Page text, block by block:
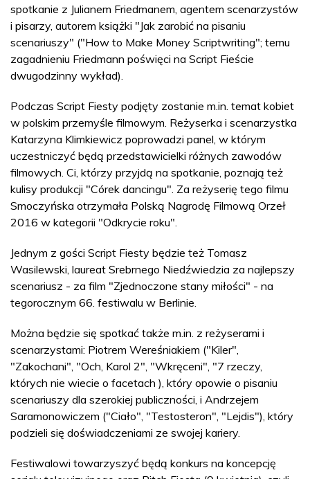
spotkanie z Julianem Friedmanem, agentem scenarzystów
i pisarzy, autorem książki "Jak zarobić na pisaniu
scenariuszy" ("How to Make Money Scriptwriting"; temu
zagadnieniu Friedmann poświęci na Script Fieście
dwugodzinny wykład).
Podczas Script Fiesty podjęty zostanie m.in. temat kobiet
w polskim przemyśle filmowym. Reżyserka i scenarzystka
Katarzyna Klimkiewicz poprowadzi panel, w którym
uczestniczyć będą przedstawicielki różnych zawodów
filmowych. Ci, którzy przyjdą na spotkanie, poznają też
kulisy produkcji "Córek dancingu". Za reżyserię tego filmu
Smoczyńska otrzymała Polską Nagrodę Filmową Orzeł
2016 w kategorii "Odkrycie roku".
Jednym z gości Script Fiesty będzie też Tomasz
Wasilewski, laureat Srebrnego Niedźwiedzia za najlepszy
scenariusz - za film "Zjednoczone stany miłości" - na
tegorocznym 66. festiwalu w Berlinie.
Można będzie się spotkać także m.in. z reżyserami i
scenarzystami: Piotrem Wereśniakiem ("Kiler",
"Zakochani", "Och, Karol 2", "Wkręceni", "7 rzeczy,
których nie wiecie o facetach ), który opowie o pisaniu
scenariuszy dla szerokiej publiczności, i Andrzejem
Saramonowiczem ("Ciało", "Testosteron", "Lejdis"), który
podzieli się doświadczeniami ze swojej kariery.
Festiwalowi towarzyszyć będą konkurs na koncepcję